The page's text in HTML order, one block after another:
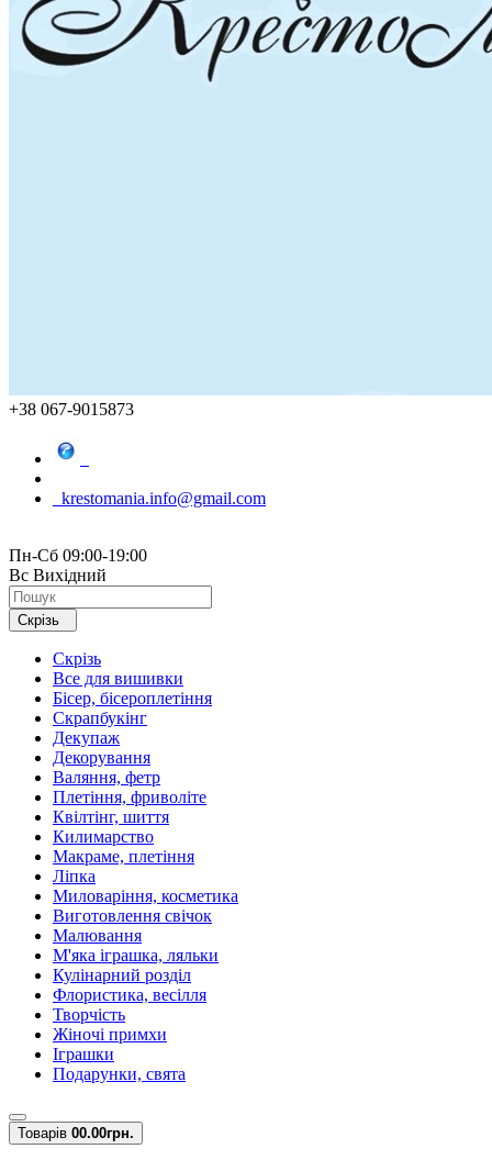
+38 067-9015873
krestomania.info@gmail.com
Пн-Сб 09:00-19:00
Вс Вихідний
Скрізь
Скрізь
Все для вишивки
Бісер, бісероплетіння
Скрапбукінг
Декупаж
Декорування
Валяння, фетр
Плетіння, фриволіте
Квілтінг, шиття
Килимарство
Макраме, плетіння
Ліпка
Миловаріння, косметика
Виготовлення свічок
Малювання
М'яка іграшка, ляльки
Кулінарний розділ
Флористика, весілля
Творчість
Жіночі примхи
Іграшки
Подарунки, свята
Товарів 00.00грн.